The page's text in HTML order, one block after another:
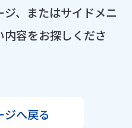
、またはサイドメニ
容をお探しくださ
ジへ戻る